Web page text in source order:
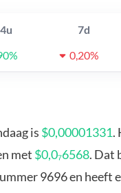
7d
0,20%
is $0,00001331.
met $0,0₇6568. Dat
9696 en